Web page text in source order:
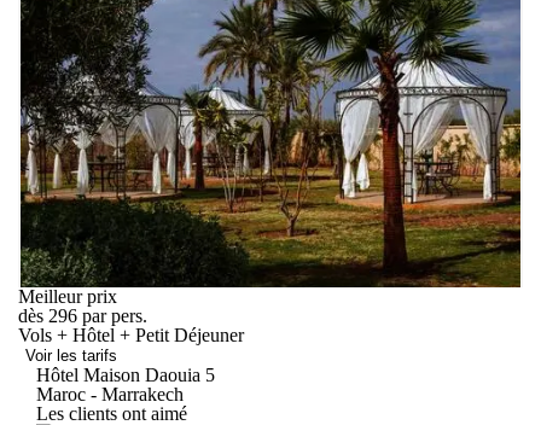
Meilleur prix
dès 296 par pers.
Vols + Hôtel + Petit Déjeuner
Voir les tarifs
Hôtel Maison Daouia 5
Maroc - Marrakech
Les clients ont aimé